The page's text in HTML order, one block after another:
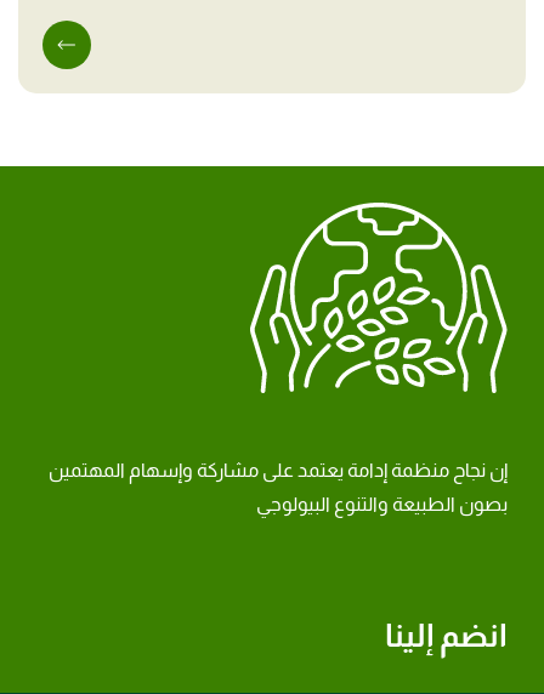
انضم إلينا
إن نجاح منظمة إدامة يعتمد على مشاركة وإسهام المهتمين
بصون الطبيعة والتنوع البيولوجي